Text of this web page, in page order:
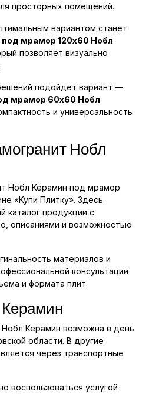
просторных помещений.
вариантом станет
под мрамор 120x60 Нобл
позволяет визуально
подойдет вариант —
мрамор 60x60 Нобл
и универсальность
Нобл
Нобл Керамин под мрамор
«Купи Плитку». Здесь
каталог продукции с
описаниями и возможностью
материалов и
консультации
и формата плит.
Керамин возможна в день
области. В другие
через транспортные
воспользоваться услугой